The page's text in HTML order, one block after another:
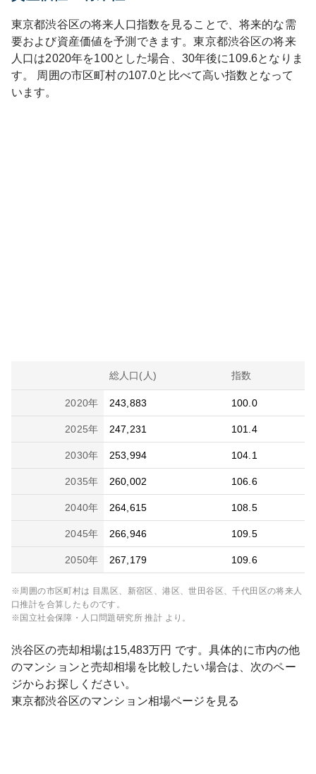
東京都渋谷区の将来人口指数を見ることで、将来的な需
要および資産価値を予測できます。東京都渋谷区の将来
人口は2020年を100とした場合、30年後に109.6となりま
す。
周囲の市区町村の107.0と比べて高い指数となって
います。
総人口(人) 指数
2020年 243,883 100.0
2025年 247,231 101.4
2030年 253,994 104.1
2035年 260,002 106.6
2040年 264,615 108.5
2045年 266,946 109.5
2050年 267,179 109.6
※周囲の市区町村は 目黒区、新宿区、港区、世田谷区、千代田区の将来人
口推計を合算したものです。
※国立社会保障・人口問題研究所 推計 より。
渋谷区の売却相場は15,483万円 です。具体的に市内の他
のマンションと売却相場を比較したい場合は、次のペー
ジからお探しください。
東京都渋谷区のマンション相場ページを見る